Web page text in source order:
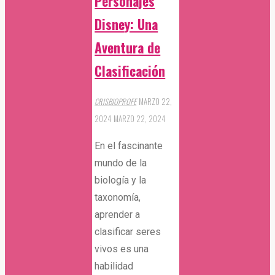
Disney: Una
Aventura de
Clasificación
CRISBIOPROFE MARZO 22,
2024 MARZO 22, 2024
En el fascinante
mundo de la
biología y la
taxonomía,
aprender a
clasificar seres
vivos es una
habilidad